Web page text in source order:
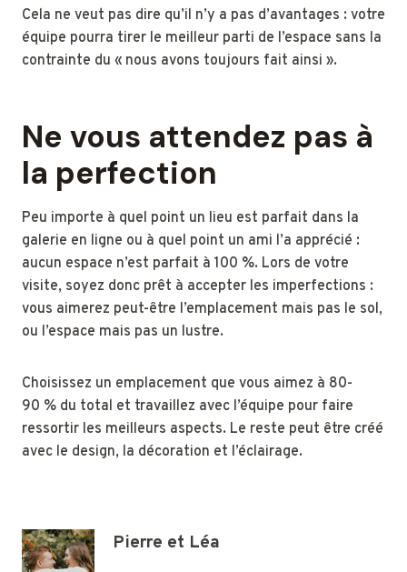
Cela ne veut pas dire qu’il n’y a pas d’avantages : votre
équipe pourra tirer le meilleur parti de l’espace sans la
contrainte du « nous avons toujours fait ainsi ».
Ne vous attendez pas à
la perfection
Peu importe à quel point un lieu est parfait dans la
galerie en ligne ou à quel point un ami l’a apprécié :
aucun espace n’est parfait à 100 %. Lors de votre
visite, soyez donc prêt à accepter les imperfections :
vous aimerez peut-être l’emplacement mais pas le sol,
ou l’espace mais pas un lustre.
Choisissez un emplacement que vous aimez à 80-
90 % du total et travaillez avec l’équipe pour faire
ressortir les meilleurs aspects. Le reste peut être créé
avec le design, la décoration et l’éclairage.
Pierre et Léa